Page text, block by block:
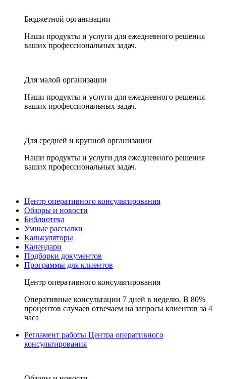
Бюджетной организации
Наши продукты и услуги для ежедневного решения
ваших профессиональных задач.
Для малой организации
Наши продукты и услуги для ежедневного решения
ваших профессиональных задач.
Для средней и крупной организации
Наши продукты и услуги для ежедневного решения
ваших профессиональных задач.
Центр оперативного консультирования
Обзоры и новости
Библиотека
Умные рассылки
Калькуляторы
Календари
Подборки документов
Программы для клиентов
Центр оперативного консультирования
Оперативные консультации 7 дней в неделю. В 80%
процентов случаев отвечаем на запросы клиентов за 4
часа
Регламент работы Центра оперативного
консультирования